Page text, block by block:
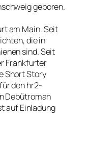
geboren.
am Main. Seit
die in
sind. Seit
Frankfurter
Short Story
den hr2-
Debütroman
auf Einladung